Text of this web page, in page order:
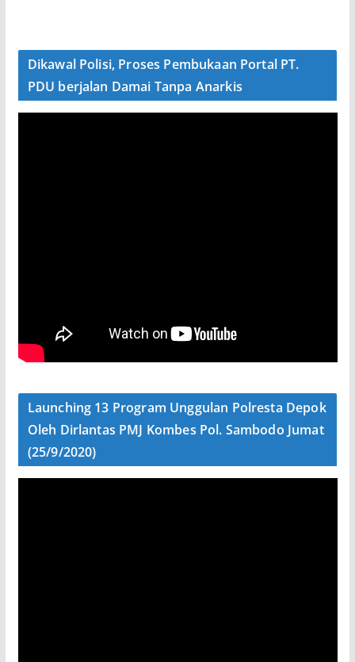
Dikawal Polisi, Proses Pembukaan Portal PT.
PDU berjalan Damai Tanpa Anarkis
Launching 13 Program Unggulan Polresta Depok
Oleh Dirlantas PMJ Kombes Pol. Sambodo Jumat
(25/9/2020)